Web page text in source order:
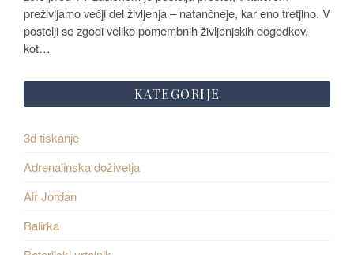
preživljamo večji del življenja – natančneje, kar eno tretjino. V
postelji se zgodi veliko pomembnih življenjskih dogodkov,
kot…
KATEGORIJE
3d tiskanje
Adrenalinska doživetja
Air Jordan
Balirka